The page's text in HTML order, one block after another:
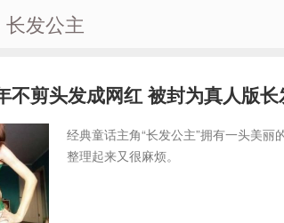
长发公主
不剪头发成网红 被封为真人版
经典童话主角“长发公主”拥有一头美
整理起来又很麻烦。